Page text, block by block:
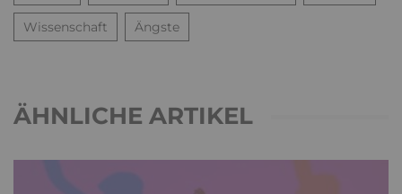
Wissenschaft Ängste
ÄHNLICHE ARTIKEL